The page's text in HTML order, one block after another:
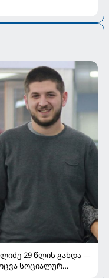
29 წლის გახდა —
სოციალურ